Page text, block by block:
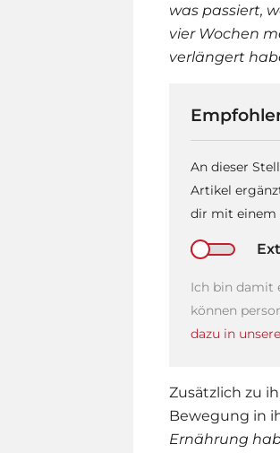
was passiert,
vier Wochen
verlängert
An dieser
Artikel
dir mit einem
Ich bin damit
können
dazu in
Zusätzlich zu
Bewegung in
Ernährung